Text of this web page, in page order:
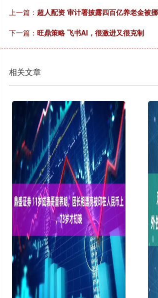
上一篇： 超人配资 审计署披露四百亿养老金被
下一篇： 旺鼎策略 飞书AI，很激进又很克制
相关文章